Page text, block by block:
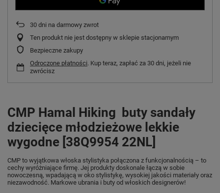
30 dni na darmowy zwrot
Ten produkt nie jest dostępny w sklepie stacjonarnym
Bezpieczne zakupy
Odroczone płatności. Kup teraz, zapłać za 30 dni, jeżeli nie
zwrócisz
CMP Hamal Hiking buty sandały
dziecięce młodzieżowe lekkie
wygodne [38Q9954 22NL]
CMP to wyjątkowa włoska stylistyka połączona z funkcjonalnością – to
cechy wyróżniające firmę. Jej produkty doskonale łączą w sobie
nowoczesną, wpadającą w oko stylistykę, wysokiej jakości materiały oraz
niezawodność. Markowe ubrania i buty od włoskich designerów!